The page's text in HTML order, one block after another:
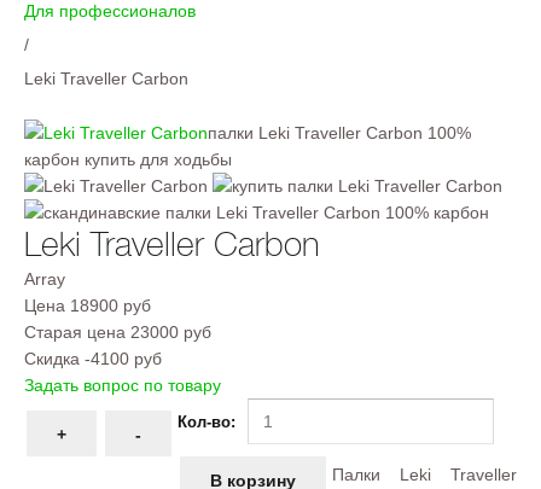
Для профессионалов
/
Leki Traveller Carbon
палки Leki Traveller Carbon 100%
карбон купить для ходьбы
Leki Traveller Carbon
Array
Цена 18900 руб
Старая цена 23000 руб
Скидка -4100 руб
Задать вопрос по товару
Кол-во:
Палки Leki Traveller